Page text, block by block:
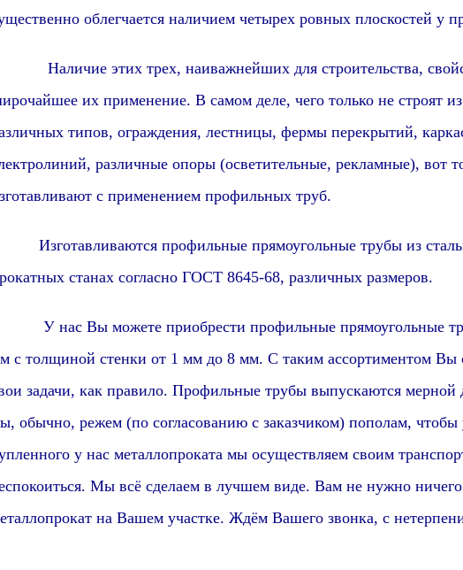
облегчается наличием четырех ровных плоскостей у
этих трех, наиважнейших для строительства,
их применение. В самом деле, чего только не строят
типов, ограждения, лестницы, фермы перекрытий,
различные опоры (осветительные, рекламные), вот
с применением профильных труб.
профильные прямоугольные трубы из
станах согласно ГОСТ 8645-68, различных размеров.
нас Вы можете приобрести профильные прямоугольные
с толщиной стенки от 1 мм до 8 мм. С таким ассортиментом Вы
задачи, как правило. Профильные трубы выпускаются
обычно, режем (по согласованию с заказчиком) пополам, чтобы
у нас металлопроката мы осуществляем своим
Мы всё сделаем в лучшем виде. Вам не нужно
на Вашем участке. Ждём Вашего звонка, с